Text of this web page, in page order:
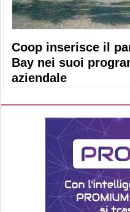
Coop inserisce il
Bay nei suoi
aziendale